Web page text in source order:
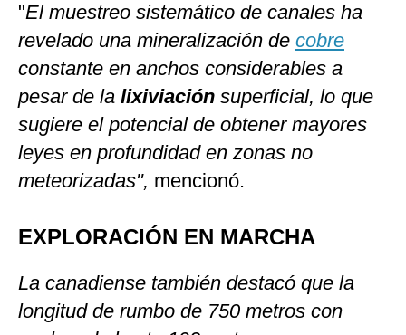
"El muestreo sistemático de canales ha
revelado una mineralización de cobre
constante en anchos considerables a
pesar de la lixiviación superficial, lo que
sugiere el potencial de obtener mayores
leyes en profundidad en zonas no
meteorizadas", mencionó.
EXPLORACIÓN EN MARCHA
La canadiense también destacó que la
longitud de rumbo de 750 metros con